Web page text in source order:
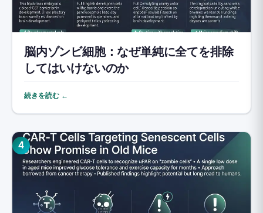
脳内ゾンビ細胞：なぜ単純に全てを排除
してはいけないのか
続きを読む ←
4